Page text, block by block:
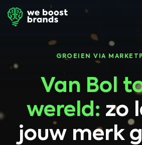
GROEIEN VIA
Van Bol
wereld: zo
jouw merk